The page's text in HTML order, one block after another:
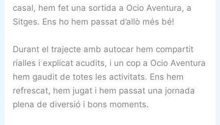
casal, hem fet una sortida a Ocio Aventura, a
Sitges. Ens ho hem passat d’allò més bé!
Durant el trajecte amb autocar hem compartit
rialles i explicat acudits, i un cop a Ocio Aventura
hem gaudit de totes les activitats. Ens hem
refrescat, hem jugat i hem passat una jornada
plena de diversió i bons moments.